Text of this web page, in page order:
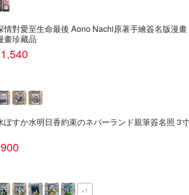
情對愛至生命最後 Aono Nachi原著手繪簽名版漫
畫珍藏品
1,540
ぽすか水明日香約束のネバーランド親筆簽名照 3
900
+1